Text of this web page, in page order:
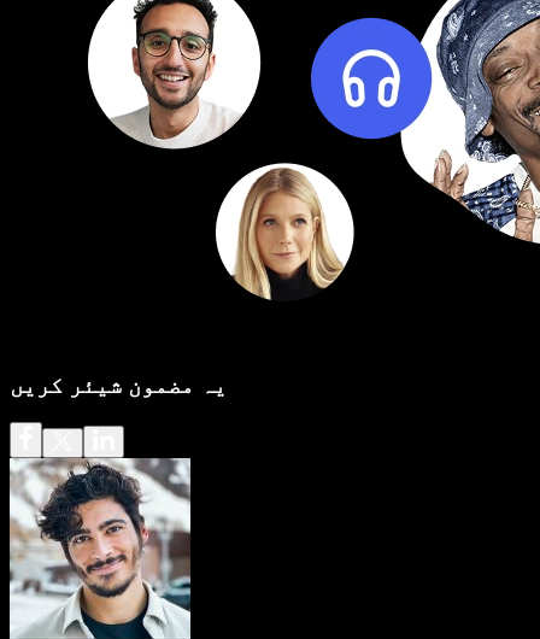
یہ مضمون شیئر کریں